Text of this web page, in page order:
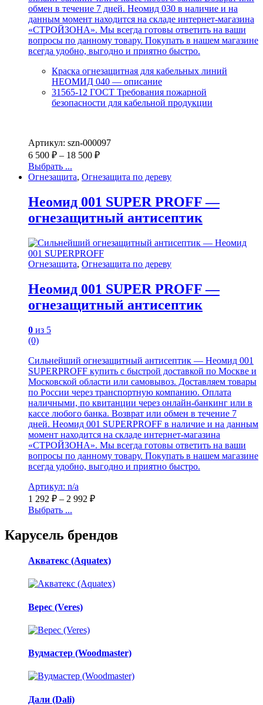
обмен в течение 7 дней. Неомид 030 в наличие и на
данным момент находится на складе интернет-магазина
«СТРОЙЗОНА». Мы всегда готовы ответить на ваши
вопросы по данному товару. Покупать в нашем магазине
всегда удобно, выгодно и приятно быстро.
Краска огнезащитная для кабельных линий
НЕОМИД 040 — описание
31565-12 ГОСТ Требования пожарной
безопасности для кабельной продукции
Артикул: szn-000097
6 500 ₽ – 18 500 ₽
Выбрать ...
Огнезащита, Огнезащита по дереву
Неомид 001 SUPER PROFF —
огнезащитный антисептик
Огнезащита, Огнезащита по дереву
Неомид 001 SUPER PROFF —
огнезащитный антисептик
0 из 5
(0)
Сильнейший огнезащитный антисептик — Неомид 001
SUPERPROFF купить с быстрой доставкой по Москве и
Московской области или самовывоз. Доставляем товары
по России через транспортную компанию. Оплата
наличными, по квитанции через онлайн-банкинг или в
кассе любого банка. Возврат или обмен в течение 7
дней. Неомид 001 SUPERPROFF в наличие и на данным
момент находится на складе интернет-магазина
«СТРОЙЗОНА». Мы всегда готовы ответить на ваши
вопросы по данному товару. Покупать в нашем магазине
всегда удобно, выгодно и приятно быстро.
Артикул: n/a
1 292 ₽ – 2 992 ₽
Выбрать ...
Карусель брендов
Акватекс (Aquatex)
Верес (Veres)
Вудмастер (Woodmaster)
Дали (Dali)